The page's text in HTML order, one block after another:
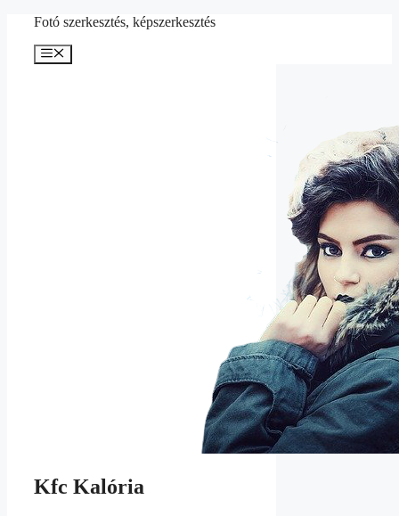
Kilépés
tartalomba
Fotó szerkesztés, képszerkesztés
Menü
Kfc Kalória